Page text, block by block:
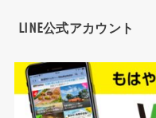
LINE公式アカウント